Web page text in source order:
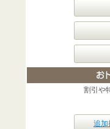
割引や
追加